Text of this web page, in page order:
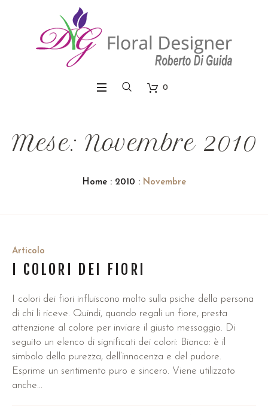
0
Mese: Novembre 2010
Home : 2010 : Novembre
Articolo
I COLORI DEI FIORI
I colori dei fiori influiscono molto sulla psiche della persona
di chi li riceve. Quindi, quando regali un fiore, presta
attenzione al colore per inviare il giusto messaggio. Di
seguito un elenco di significati dei colori: Bianco: è il
simbolo della purezza, dell’innocenza e del pudore.
Esprime un sentimento puro e sincero. Viene utilizzato
anche...